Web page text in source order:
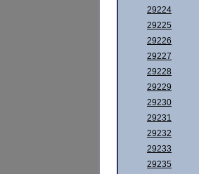
29224
29225
29226
29227
29228
29229
29230
29231
29232
29233
29235